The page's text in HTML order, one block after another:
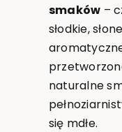
smaków –
słodkie,
naturalne
się mdłe.